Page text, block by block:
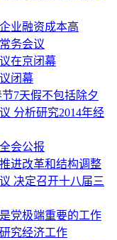
业融资成本高
务会议
在京闭幕
闭幕
7天假不包括除夕
分析研究2014年经
会公报
进改革和结构调整
决定召开十八届三
党极端重要的工作
究经济工作